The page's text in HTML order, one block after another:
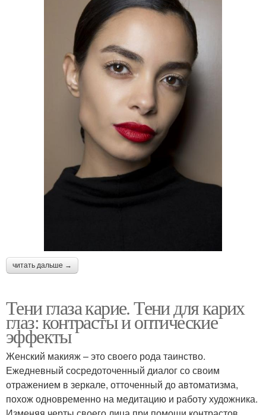
читать дальше →
Тени глаза карие. Тени для карих
глаз: контрасты и оптические
эффекты
Женский макияж – это своего рода таинство.
Ежедневный сосредоточенный диалог со своим
отражением в зеркале, отточенный до автоматизма,
похож одновременно на медитацию и работу художника.